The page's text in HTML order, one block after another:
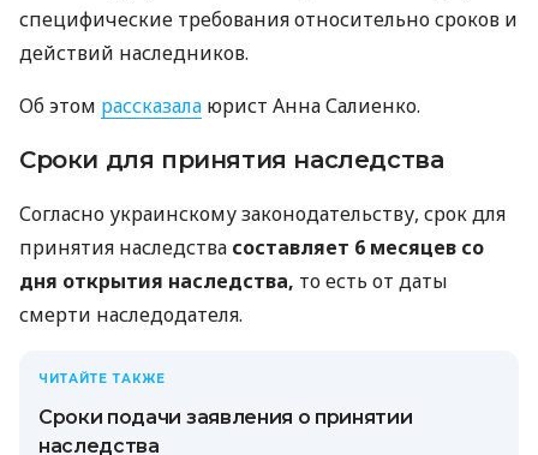
специфические требования относительно сроков и
действий наследников.
Об этом рассказала юрист Анна Салиенко.
Сроки для принятия наследства
Согласно украинскому законодательству, срок для
принятия наследства составляет 6 месяцев со
дня открытия наследства, то есть от даты
смерти наследодателя.
ЧИТАЙТЕ ТАКЖЕ
Сроки подачи заявления о принятии
наследства